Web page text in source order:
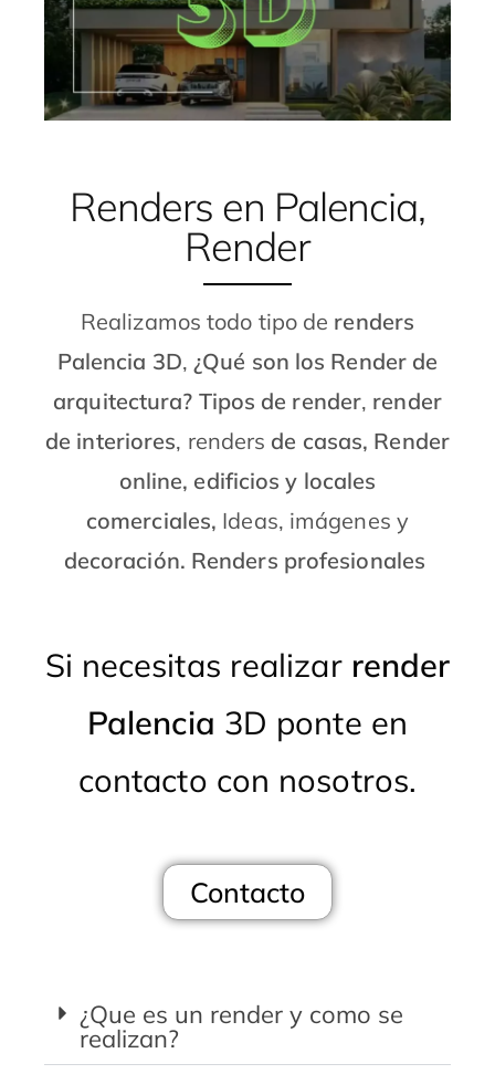
Renders en Palencia,
Render
Realizamos todo tipo de renders
Palencia 3D, ¿Qué son los Render de
arquitectura? Tipos de render, render
de interiores, renders de casas, Render
online, edificios y locales
comerciales, Ideas, imágenes y
decoración. Renders profesionales
Si necesitas realizar render
Palencia 3D ponte en
contacto con nosotros.
Contacto
¿Que es un render y como se
realizan?